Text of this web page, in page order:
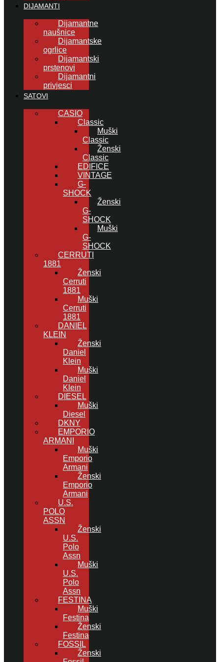
DIJAMANTI
Dijamantne
naušnice
Dijamantske
ogrlice
Dijamantski
prstenovi
Dijamantni
privjesci
SATOVI
CASIO
Classic
Muški
Classic
Ženski
Classic
EDIFICE
VINTAGE
G-
SHOCK
Ženski
G-
SHOCK
Muški
G-
SHOCK
CERRUTI
1881
Ženski
Cerruti
1881
Muški
Cerruti
1881
DANIEL
KLEIN
Ženski
Daniel
Klein
Muški
Daniel
Klein
DIESEL
Muški
Diesel
DKNY
EMPORIO
ARMANI
Muški
Emporio
Armani
Ženski
Emporio
Armani
U.S.
POLO
ASSN
Ženski
U.S.
Polo
Assn
Muški
U.S.
Polo
Assn
FESTINA
Muški
Festina
Ženski
Festina
FOSSIL
Ženski